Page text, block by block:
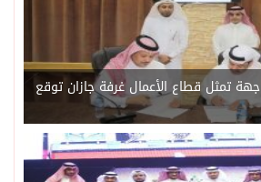
بمشاركة أكثر من 20 جهة تمثل قطاع الأعمال غرفة جازان توقع